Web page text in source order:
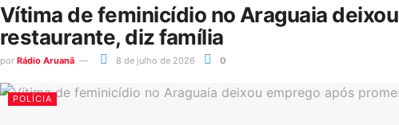
Vítima de feminicídio no Araguaia
restaurante, diz família
por Rádio Aruanã 8 de julho de 2026 0
POLÍCIA